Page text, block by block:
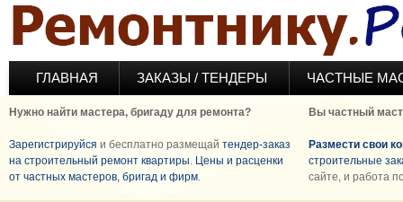
Перейти к основному содержанию
ГЛАВНАЯ ЗАКАЗЫ / ТЕНДЕРЫ ЧАСТНЫЕ
Нужно найти мастера, бригаду для ремонта?
Зарегистрируйся и бесплатно размещай тендер-заказ
на строительный ремонт квартиры. Цены и расценки
от частных мастеров, бригад и фирм.
Вы частный
Размести свои
строительные
сайте, и работа